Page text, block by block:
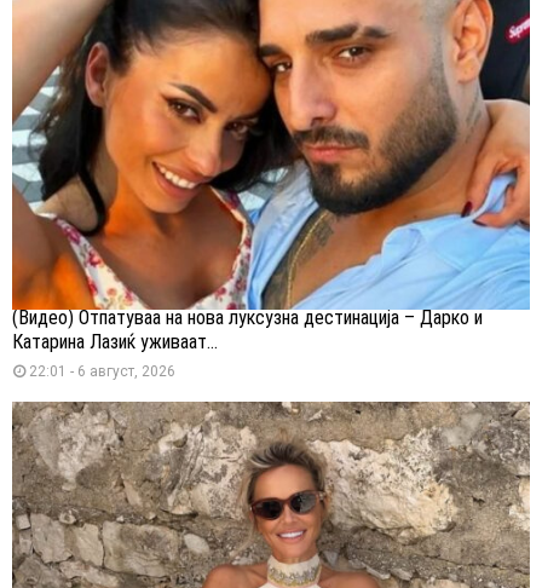
(Видео) Отпатуваа на нова луксузна дестинација – Дарко и
Катарина Лазиќ уживаат...
22:01 - 6 август, 2026